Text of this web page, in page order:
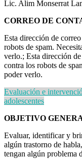
Lic. Alim Monserrat
CORREO DE
Esta dirección de
robots de spam.
verlo.; Esta dirección
contra los robots de
poder verlo.
Evaluación e
adolescentes
OBJETIVO
Evaluar, identificar y
algún trastorno de
tengan algún problema